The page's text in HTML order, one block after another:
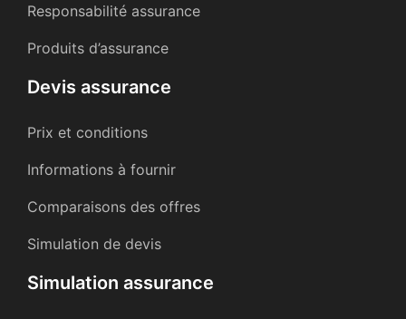
Responsabilité assurance
Produits d’assurance
Devis assurance
Prix et conditions
Informations à fournir
Comparaisons des offres
Simulation de devis
Simulation assurance